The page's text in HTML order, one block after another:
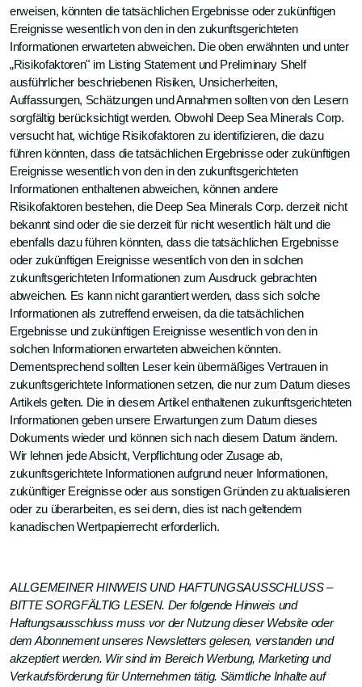
erweisen, könnten die tatsächlichen Ergebnisse oder zukünftigen
Ereignisse wesentlich von den in den zukunftsgerichteten
Informationen erwarteten abweichen. Die oben erwähnten und unter
„Risikofaktoren" im Listing Statement und Preliminary Shelf
ausführlicher beschriebenen Risiken, Unsicherheiten,
Auffassungen, Schätzungen und Annahmen sollten von den Lesern
sorgfältig berücksichtigt werden. Obwohl Deep Sea Minerals Corp.
versucht hat, wichtige Risikofaktoren zu identifizieren, die dazu
führen könnten, dass die tatsächlichen Ergebnisse oder zukünftigen
Ereignisse wesentlich von den in den zukunftsgerichteten
Informationen enthaltenen abweichen, können andere
Risikofaktoren bestehen, die Deep Sea Minerals Corp. derzeit nicht
bekannt sind oder die sie derzeit für nicht wesentlich hält und die
ebenfalls dazu führen könnten, dass die tatsächlichen Ergebnisse
oder zukünftigen Ereignisse wesentlich von den in solchen
zukunftsgerichteten Informationen zum Ausdruck gebrachten
abweichen. Es kann nicht garantiert werden, dass sich solche
Informationen als zutreffend erweisen, da die tatsächlichen
Ergebnisse und zukünftigen Ereignisse wesentlich von den in
solchen Informationen erwarteten abweichen könnten.
Dementsprechend sollten Leser kein übermäßiges Vertrauen in
zukunftsgerichtete Informationen setzen, die nur zum Datum dieses
Artikels gelten. Die in diesem Artikel enthaltenen zukunftsgerichteten
Informationen geben unsere Erwartungen zum Datum dieses
Dokuments wieder und können sich nach diesem Datum ändern.
Wir lehnen jede Absicht, Verpflichtung oder Zusage ab,
zukunftsgerichtete Informationen aufgrund neuer Informationen,
zukünftiger Ereignisse oder aus sonstigen Gründen zu aktualisieren
oder zu überarbeiten, es sei denn, dies ist nach geltendem
kanadischen Wertpapierrecht erforderlich.
ALLGEMEINER HINWEIS UND HAFTUNGSAUSSCHLUSS –
BITTE SORGFÄLTIG LESEN. Der folgende Hinweis und
Haftungsausschluss muss vor der Nutzung dieser Website oder
dem Abonnement unseres Newsletters gelesen, verstanden und
akzeptiert werden. Wir sind im Bereich Werbung, Marketing und
Verkaufsförderung für Unternehmen tätig. Sämtliche Inhalte auf